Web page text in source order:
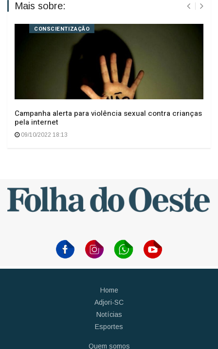
Mais sobre:
CONSCIENTIZAÇÃO
Campanha alerta para violência sexual contra crianças
pela internet
09/10/2022 18:13
Home
Adjori-SC
Notícias
Esportes
Quem somos